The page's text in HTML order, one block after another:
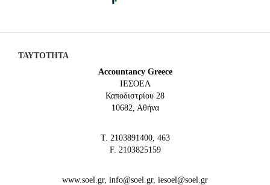
ΤΑΥΤΟΤΗΤΑ
Accountancy Greece
IEΣΟΕΛ
Καποδιστρίου 28
10682, Αθήνα
Τ. 2103891400, 463
F. 2103825159
www.soel.gr, info@soel.gr, iesoel@soel.gr